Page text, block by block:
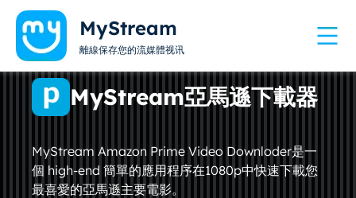
MyStream
離線保存您的流媒體视讯
MyStream亞馬遜下載器
MyStream Amazon Prime Video Downloder是一
個 high-end 簡單的應用程序在1080p中快速下載您
最喜愛的亞馬遜主要電影。